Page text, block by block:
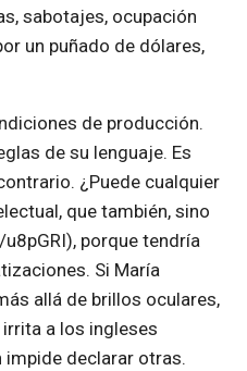
sabotajes, ocupación
un puñado de dólares,
de producción.
de su lenguaje. Es
¿Puede cualquier
que también, sino
porque tendría
Si María
allá de brillos oculares,
a los ingleses
impide declarar otras.